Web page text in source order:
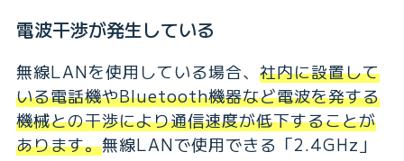
電波干渉が発生している
無線LANを使用している場合、 社内に設置して
いる電話機やBluetooth機器など電波を発する
機械との干渉により通信速度が低下することが
あります。無線LANで使用できる「2.4GHz」